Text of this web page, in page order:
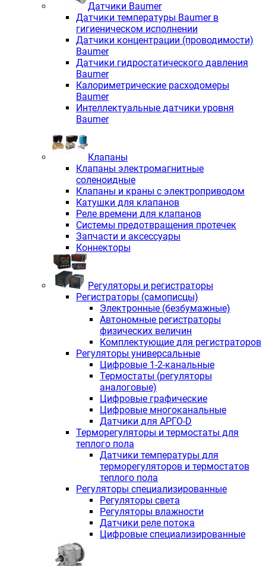
Датчики Baumer
Датчики температуры Baumer в
гигиеническом исполнении
Датчики концентрации (проводимости)
Baumer
Датчики гидростатического давления
Baumer
Калориметрические расходомеры
Baumer
Интеллектуальные датчики уровня
Baumer
Клапаны
Клапаны электромагнитные
соленоидные
Клапаны и краны с электроприводом
Катушки для клапанов
Реле времени для клапанов
Системы предотвращения протечек
Запчасти и аксессуары
Коннекторы
Регуляторы и регистраторы
Регистраторы (самописцы)
Электронные (безбумажные)
Автономные регистраторы
физических величин
Комплектующие для регистраторов
Регуляторы универсальные
Цифровые 1-2-канальные
Термостаты (регуляторы
аналоговые)
Цифровые графические
Цифровые многоканальные
Датчики для АРГО-D
Терморегуляторы и термостаты для
теплого пола
Датчики температуры для
терморегуляторов и термостатов
теплого пола
Регуляторы специализированные
Регуляторы света
Регуляторы влажности
Датчики реле потока
Цифровые специализированные